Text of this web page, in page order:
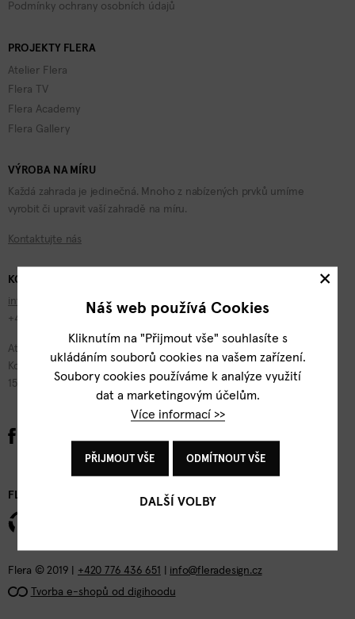
Podmínky ochrany osobních údajů
PROJEKTY FLERA
Atelier Flera
Flera TV
Flera Academy
Flera Gallery
VÝROBA NA MÍRU
Každá zahrada je jedinečná. Mnoho z nabízených prvků umíme
vyrobit či upravit vaší zahradě na míru.
Kontaktujte nás
KONTAKTY
info@fleradesign.cz
+420 776 436 651
Atelier Flera
Kotevní 1277/2
150 00 Praha 5
FLERA DESIGN
Flera © 2019 | +420 776 436 651
info@fleradesign.cz
Tvorba e-shopů od digihoodu
Náš web používá Cookies
Kliknutím na "Přijmout vše" souhlasíte s
ukládáním souborů cookies na vašem zařízení.
Soubory cookies používáme k analýze využití
dat a marketingovým účelům.
Více informací >>
×
PŘIJMOUT VŠE ODMÍTNOUT VŠE
DALŠÍ VOLBY